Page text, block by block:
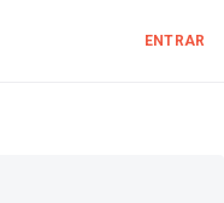
ENTRAR